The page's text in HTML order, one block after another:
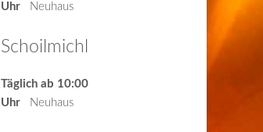
Uhr
Neuhaus
Schoilmichl
Täglich ab 10:00
Uhr
Neuhaus